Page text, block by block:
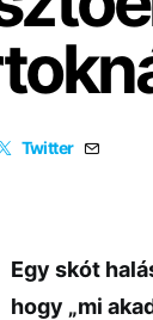
Twitter
Egy skót
hogy „mi